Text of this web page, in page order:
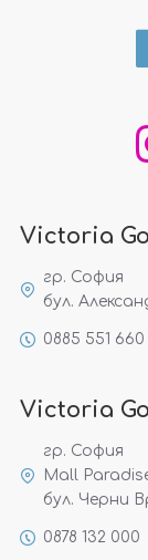
Victoria
гр. София
бул.
0885 551 660
Victoria
гр. София
Mall
бул. Черни
0878 132 000